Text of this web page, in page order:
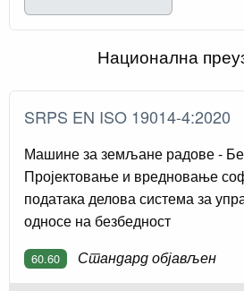
Национална
SRPS EN ISO 19014-4:2020
Машине за земљане радове -
Пројектовање и вредновање
података делова система за
односе на безбедност
60.60 Стандард објављен